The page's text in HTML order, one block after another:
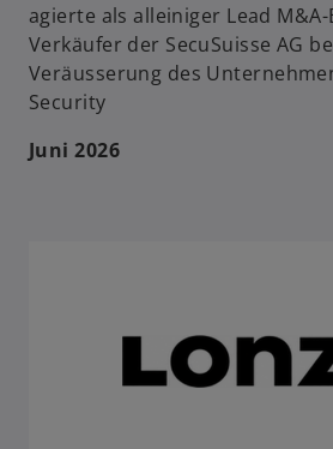
agierte als alleiniger Lead
Verkäufer der SecuSuisse AG
Veräusserung des
Security
Juni 2026